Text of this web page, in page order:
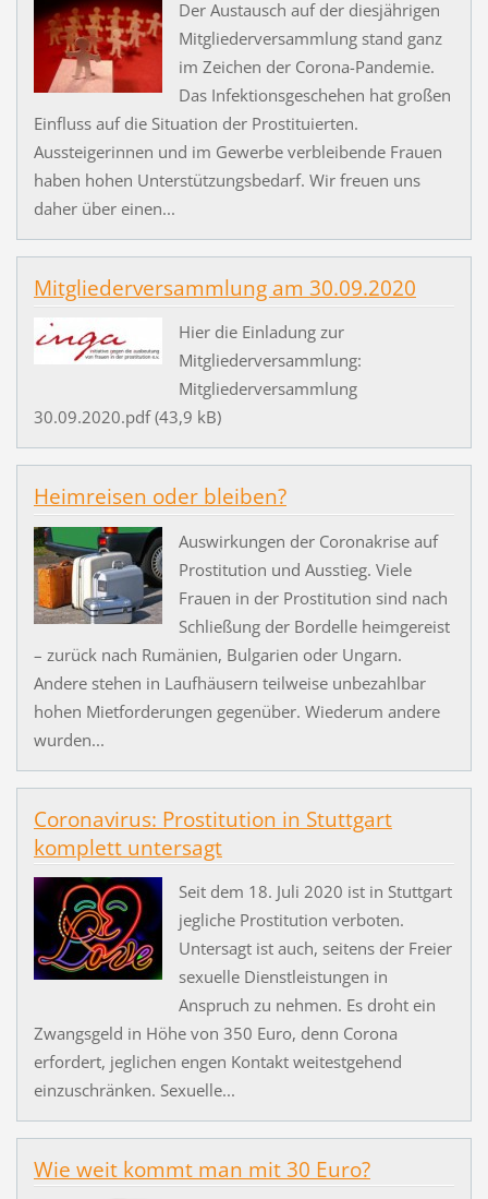
Der Austausch auf der diesjährigen
Mitgliederversammlung stand ganz
im Zeichen der Corona-Pandemie.
Das Infektionsgeschehen hat großen
Einfluss auf die Situation der Prostituierten.
Aussteigerinnen und im Gewerbe verbleibende Frauen
haben hohen Unterstützungsbedarf. Wir freuen uns
daher über einen...
Mitgliederversammlung am 30.09.2020
Hier die Einladung zur
Mitgliederversammlung:
Mitgliederversammlung
30.09.2020.pdf (43,9 kB)
Heimreisen oder bleiben?
Auswirkungen der Coronakrise auf
Prostitution und Ausstieg. Viele
Frauen in der Prostitution sind nach
Schließung der Bordelle heimgereist
– zurück nach Rumänien, Bulgarien oder Ungarn.
Andere stehen in Laufhäusern teilweise unbezahlbar
hohen Mietforderungen gegenüber. Wiederum andere
wurden...
Coronavirus: Prostitution in Stuttgart
komplett untersagt
Seit dem 18. Juli 2020 ist in Stuttgart
jegliche Prostitution verboten.
Untersagt ist auch, seitens der Freier
sexuelle Dienstleistungen in
Anspruch zu nehmen. Es droht ein
Zwangsgeld in Höhe von 350 Euro, denn Corona
erfordert, jeglichen engen Kontakt weitestgehend
einzuschränken. Sexuelle...
Wie weit kommt man mit 30 Euro?